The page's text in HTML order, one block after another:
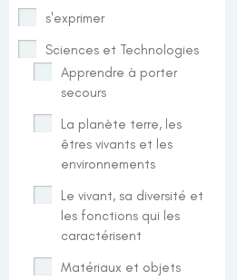
s'exprimer
Sciences et Technologies
Apprendre à porter
secours
La planète terre, les
êtres vivants et les
environnements
Le vivant, sa diversité et
les fonctions qui les
caractérisent
Matériaux et objets